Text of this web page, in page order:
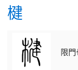
楗
限門